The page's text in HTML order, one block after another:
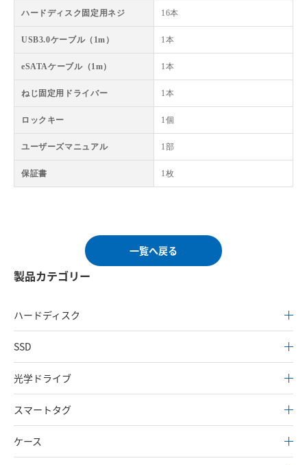
ハードディスク固定用ネジ 16本
USB3.0ケーブル（1m） 1本
eSATAケーブル（1m） 1本
ねじ固定用ドライバー 1本
ロックキー 1個
ユーザーズマニュアル 1部
保証書 1枚
一覧へ戻る
製品カテゴリー
ハードディスク
SSD
光学ドライブ
スマートタグ
ケース